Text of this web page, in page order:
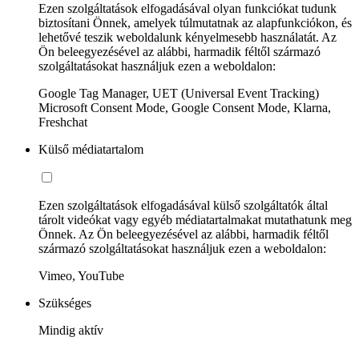
Ezen szolgáltatások elfogadásával olyan funkciókat tudunk
biztosítani Önnek, amelyek túlmutatnak az alapfunkciókon, és
lehetővé teszik weboldalunk kényelmesebb használatát. Az
Ön beleegyezésével az alábbi, harmadik féltől származó
szolgáltatásokat használjuk ezen a weboldalon:
Google Tag Manager, UET (Universal Event Tracking)
Microsoft Consent Mode, Google Consent Mode, Klarna,
Freshchat
Külső médiatartalom
Ezen szolgáltatások elfogadásával külső szolgáltatók által
tárolt videókat vagy egyéb médiatartalmakat mutathatunk meg
Önnek. Az Ön beleegyezésével az alábbi, harmadik féltől
származó szolgáltatásokat használjuk ezen a weboldalon:
Vimeo, YouTube
Szükséges
Mindig aktív